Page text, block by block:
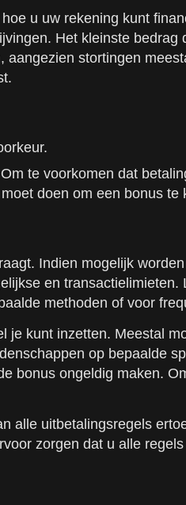
u uw rekening kunt
Het kleinste
stortingen
te voorkomen dat
doen om een bonus te
Indien mogelijk
en
methoden of voor
kunt inzetten. Meestal
op bepaalde
bonus ongeldig maken.
alle uitbetalingsregels
zorgen dat u alle